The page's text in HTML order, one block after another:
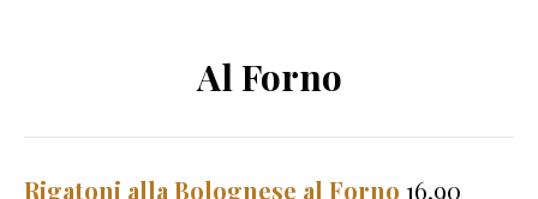
Al Forno
Rigatoni alla Bolognese al Forno 16.90